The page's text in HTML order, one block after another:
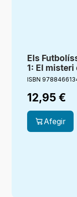
Els
1: El misteri
àrbitres
ISBN
12,95 €
Afegir